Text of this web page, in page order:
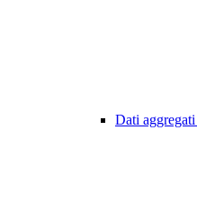
Dati